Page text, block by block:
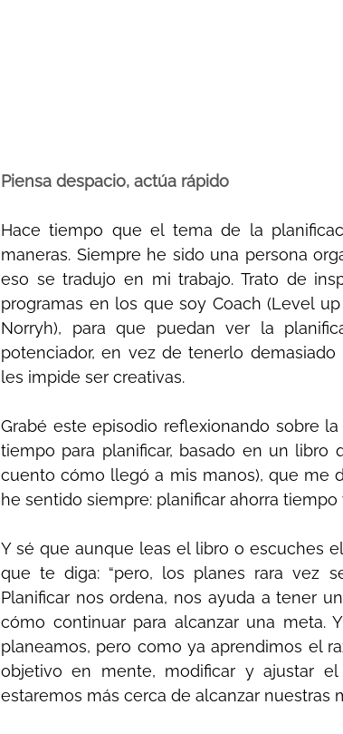
Piensa despacio, actúa rápido
Hace tiempo que el tema de la
maneras. Siempre he sido una persona
eso se tradujo en mi trabajo. Trato de
programas en los que soy Coach (Level
Norryh), para que puedan ver la
potenciador, en vez de tenerlo
les impide ser creativas.
Grabé este episodio reflexionando sobre
tiempo para planificar, basado en un libro
cuento cómo llegó a mis manos), que me
he sentido siempre: planificar ahorra tiempo
Y sé que aunque leas el libro o escuches
que te diga: “pero, los planes rara vez
Planificar nos ordena, nos ayuda a tener
cómo continuar para alcanzar una
planeamos, pero como ya aprendimos el
objetivo en mente, modificar y ajustar
estaremos más cerca de alcanzar nuestras